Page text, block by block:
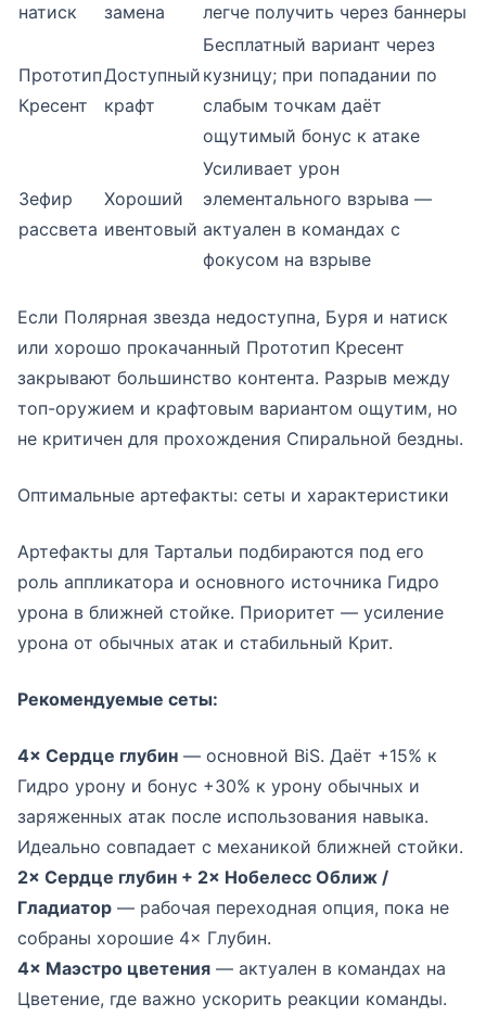
натиск
замена
легче получить через баннеры
Прототип
Кресент
Доступный
крафт
Бесплатный вариант через
кузницу; при попадании по
слабым точкам даёт
ощутимый бонус к атаке
Зефир
рассвета
Хороший
ивентовый
Усиливает урон
элементального взрыва —
актуален в командах с
фокусом на взрыве
Если Полярная звезда недоступна, Буря и натиск
или хорошо прокачанный Прототип Кресент
закрывают большинство контента. Разрыв между
топ-оружием и крафтовым вариантом ощутим, но
не критичен для прохождения Спиральной бездны.
Оптимальные артефакты: сеты и характеристики
Артефакты для Тартальи подбираются под его
роль аппликатора и основного источника Гидро
урона в ближней стойке. Приоритет — усиление
урона от обычных атак и стабильный Крит.
Рекомендуемые сеты:
4× Сердце глубин — основной BiS. Даёт +15% к
Гидро урону и бонус +30% к урону обычных и
заряженных атак после использования навыка.
Идеально совпадает с механикой ближней стойки.
2× Сердце глубин + 2× Нобелесс Оближ /
Гладиатор — рабочая переходная опция, пока не
собраны хорошие 4× Глубин.
4× Маэстро цветения — актуален в командах на
Цветение, где важно ускорить реакции команды.